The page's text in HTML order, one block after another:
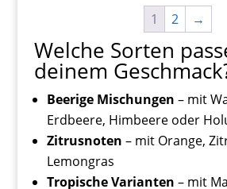
1 2 →
Welche Sorten
deinem
Beerige Mischungen – mit
Erdbeere, Himbeere oder
Zitrusnoten – mit Orange,
Lemongras
Tropische Varianten – mit